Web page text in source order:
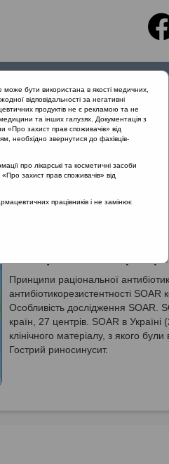
випуски
Раціональна
бактеріальних
Принципи раціональної
антибіотикорезистентності SOAR
Особливість дослідження SOAR.
країн, 27 центрів. SOAR в
клінічного матеріалу, з якого були
Гострий риносинусит.
бути використана в якості медичних,
відповідальності за негативні
продуктів не є рекламою та не
та інших галузях. Документація з
«Про захист прав споживачів» від
необхідно звернутися до фахівців-
про лікарські та косметичні засоби
захист прав споживачів» від
працівників і не замінює